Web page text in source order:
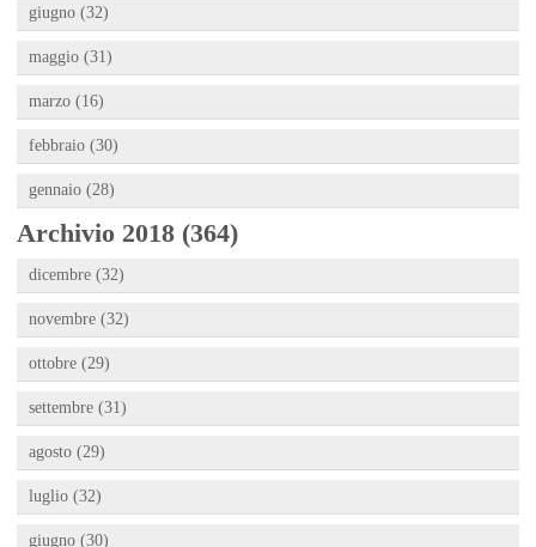
giugno (32)
maggio (31)
marzo (16)
febbraio (30)
gennaio (28)
Archivio 2018 (364)
dicembre (32)
novembre (32)
ottobre (29)
settembre (31)
agosto (29)
luglio (32)
giugno (30)